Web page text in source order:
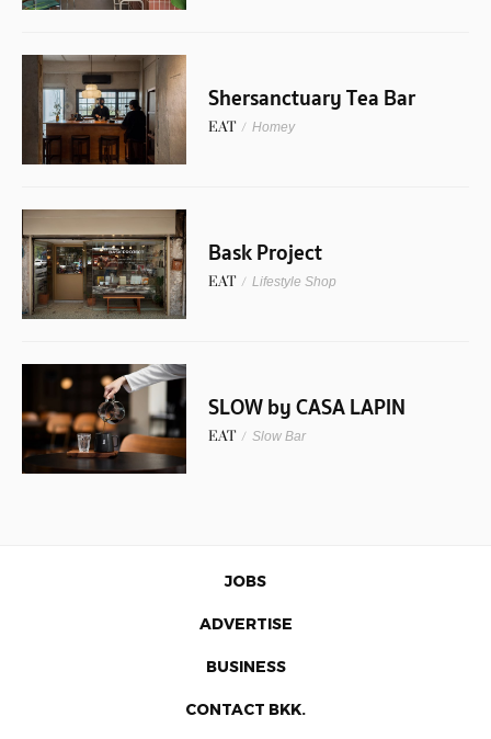
Shersanctuary Tea Bar
EAT / Homey
Bask Project
EAT / Lifestyle Shop
SLOW by CASA LAPIN
EAT / Slow Bar
JOBS
ADVERTISE
BUSINESS
CONTACT BKK.